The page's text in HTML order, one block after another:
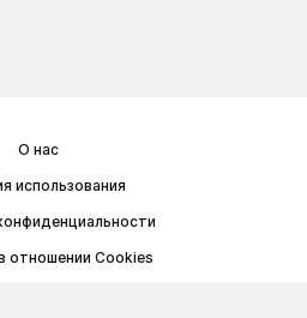
О нас
использования
отношении Cookies